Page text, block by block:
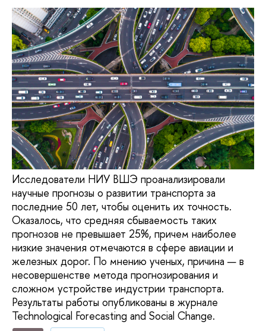
Исследователи НИУ ВШЭ проанализировали
научные прогнозы о развитии транспорта за
последние 50 лет, чтобы оценить их точность.
Оказалось, что средняя сбываемость таких
прогнозов не превышает 25%, причем наиболее
низкие значения отмечаются в сфере авиации и
железных дорог. По мнению ученых, причина — в
несовершенстве метода прогнозирования и
сложном устройстве индустрии транспорта.
Результаты работы опубликованы в журнале
Technological Forecasting and Social Change.